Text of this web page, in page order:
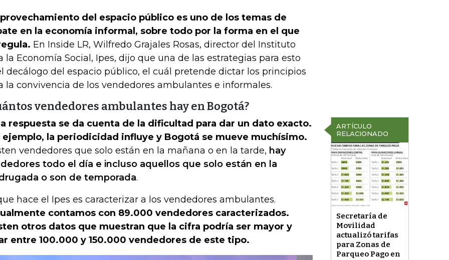
del espacio público es uno de los temas de
en la economía informal, sobre todo por la forma en el que
En Inside LR, Wilfredo Grajales Rosas, director del Instituto
la Economía Social, Ipes, dijo que una de las estrategias para esto
decálogo del espacio público, el cuál pretende dictar los principios
la convivencia de los vendedores ambulantes e informales.
vendedores ambulantes hay en Bogotá?
ARTÍCULO
RELACIONADO
Secretaría de
Movilidad
actualizó tarifas
para Zonas de
Parqueo Pago en
respuesta se da cuenta de la dificultad para dar un dato exacto.
ejemplo, la periodicidad influye y Bogotá se mueve muchísimo.
vendedores que solo están en la mañana o en la tarde, hay
todo el día e incluso aquellos que solo están en la
o son de temporada.
hace el Ipes es caracterizar a los vendedores ambulantes.
contamos con 89.000 vendedores caracterizados.
otros datos que muestran que la cifra podría ser mayor y
entre 100.000 y 150.000 vendedores de este tipo.